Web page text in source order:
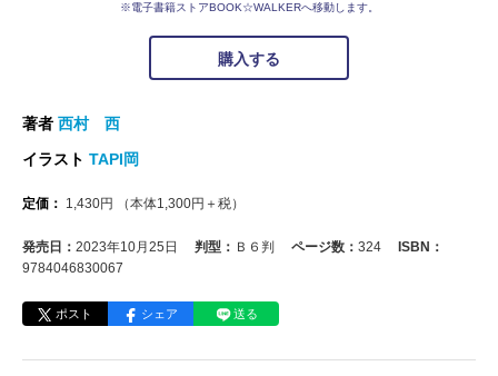
※電子書籍ストアBOOK☆WALKERへ移動します。
購入する
著者 西村 西
イラスト TAPI岡
定価： 1,430円 （本体1,300円＋税）
発売日： 2023年10月25日 判型： Ｂ６判 ページ数： 324
ISBN：
9784046830067
ポスト シェア 送る